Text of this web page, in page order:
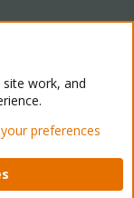
Mode
Home
work, and
preferences